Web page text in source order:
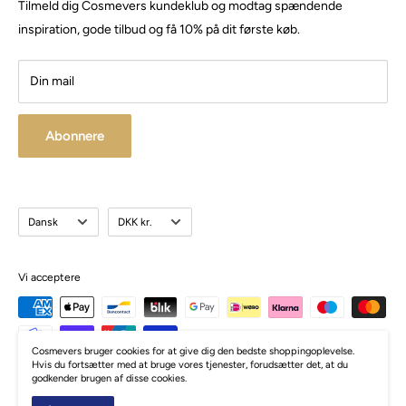
Besøg vores store butik / showroom i Brabrand.
Tilmeld dig Cosmevers kundeklub og modtag spændende
inspiration, gode tilbud og få 10% på dit første køb.
Din mail
Abonnere
CVR: 41 50 56 21
Sprog
Dansk Valuta
DKK kr.
Vi acceptere
© Cosmevers
Cosmevers bruger cookies for at give dig den bedste shoppingoplevelse.
Hvis du fortsætter med at bruge vores tjenester, forudsætter det, at du
godkender brugen af disse cookies.